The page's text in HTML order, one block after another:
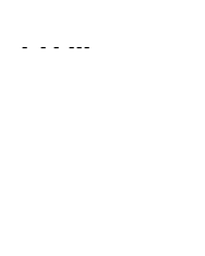
- - - ---